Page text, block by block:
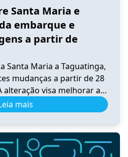
Santa Maria e
embarque e
a partir de
Santa Maria a Taguatinga,
mudanças a partir de 28
alteração visa melhorar a
e o conforto dos
público no Distrito
passando por BR-040,
[…]
mais